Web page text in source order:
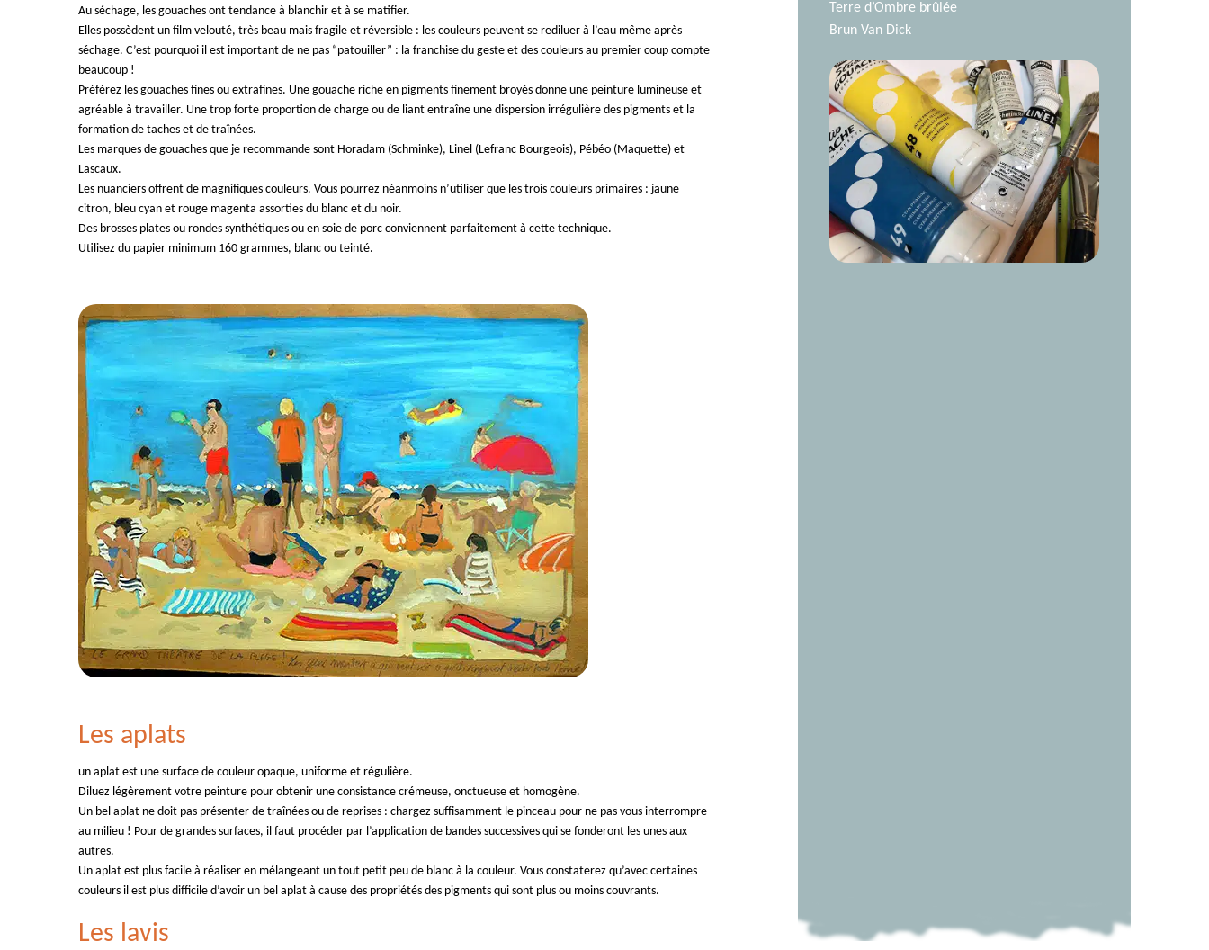
Au séchage, les gouaches ont tendance à blanchir et à se matifier.
Elles possèdent un film velouté, très beau mais fragile et réversible : les couleurs peuvent se rediluer à l’eau même après
séchage. C’est pourquoi il est important de ne pas “patouiller” : la franchise du geste et des couleurs au premier coup compte
beaucoup !
Préférez les gouaches fines ou extrafines. Une gouache riche en pigments finement broyés donne une peinture lumineuse et
agréable à travailler. Une trop forte proportion de charge ou de liant entraîne une dispersion irrégulière des pigments et la
formation de taches et de traînées.
Les marques de gouaches que je recommande sont Horadam (Schminke), Linel (Lefranc Bourgeois), Pébéo (Maquette) et
Lascaux.
Les nuanciers offrent de magnifiques couleurs. Vous pourrez néanmoins n’utiliser que les trois couleurs primaires : jaune
citron, bleu cyan et rouge magenta assorties du blanc et du noir.
Des brosses plates ou rondes synthétiques ou en soie de porc conviennent parfaitement à cette technique.
Utilisez du papier minimum 160 grammes, blanc ou teinté.
Les aplats
un aplat est une surface de couleur opaque, uniforme et régulière.
Diluez légèrement votre peinture pour obtenir une consistance crémeuse, onctueuse et homogène.
Un bel aplat ne doit pas présenter de traînées ou de reprises : chargez suffisamment le pinceau pour ne pas vous interrompre
au milieu ! Pour de grandes surfaces, il faut procéder par l’application de bandes successives qui se fonderont les unes aux
autres.
Un aplat est plus facile à réaliser en mélangeant un tout petit peu de blanc à la couleur. Vous constaterez qu’avec certaines
couleurs il est plus difficile d’avoir un bel aplat à cause des propriétés des pigments qui sont plus ou moins couvrants.
Les lavis
Terre d’Ombre brûlée
Brun Van Dick